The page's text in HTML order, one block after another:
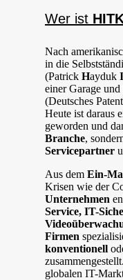
Wer ist
Nach
in die
(Patrick Hayduk
einer Garage
(Deutsches
Heute ist daraus
geworden und
Branche,
Servicepartner
Aus dem Ein-
Krisen wie der
Unternehmen
Service, IT-
Firmen
konventionell
globalen IT-